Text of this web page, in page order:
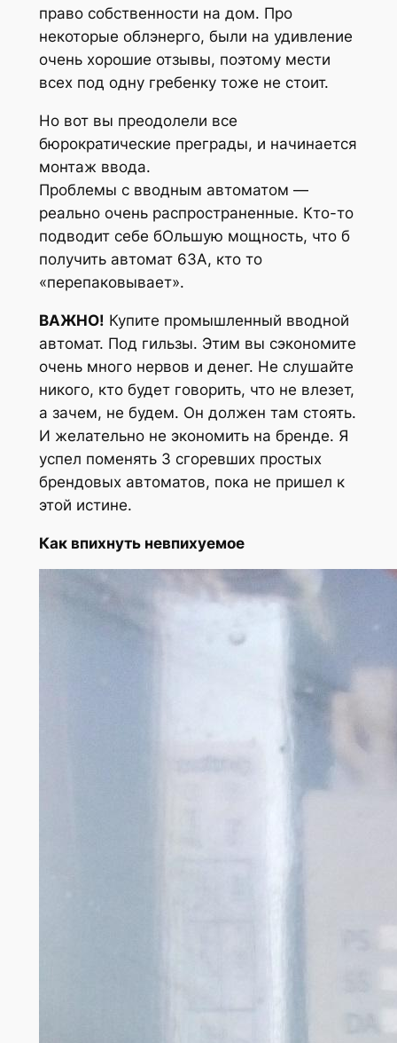
право собственности на дом. Про
некоторые облэнерго, были на удивление
очень хорошие отзывы, поэтому мести
всех под одну гребенку тоже не стоит.
Но вот вы преодолели все
бюрократические преграды, и начинается
монтаж ввода.
Проблемы с вводным автоматом —
реально очень распространенные. Кто-то
подводит себе бОльшую мощность, что б
получить автомат 63А, кто то
«перепаковывает».
ВАЖНО! Купите промышленный вводной
автомат. Под гильзы. Этим вы сэкономите
очень много нервов и денег. Не слушайте
никого, кто будет говорить, что не влезет,
а зачем, не будем. Он должен там стоять.
И желательно не экономить на бренде. Я
успел поменять 3 сгоревших простых
брендовых автоматов, пока не пришел к
этой истине.
Как впихнуть невпихуемое